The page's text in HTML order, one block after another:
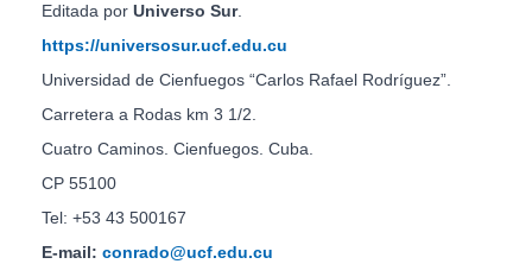
Editada por Universo Sur.
https://universosur.ucf.edu.cu
Universidad de Cienfuegos “Carlos Rafael Rodríguez”.
Carretera a Rodas km 3 1/2.
Cuatro Caminos. Cienfuegos. Cuba.
CP 55100
Tel: +53 43 500167
E-mail: conrado@ucf.edu.cu